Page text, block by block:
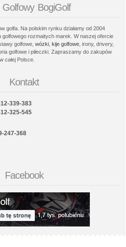
Golfowy BogiGolf
golfa. Na polskim rynku działamy od 2004
rozmaitych marek. W naszej ofercie
golfowe, wózki kije golfowe , irony, drivery,
golfowe i piłeczki. Zapraszamy do zakupów
całej Polsce.
Kontakt
339-383
325-545
247-368
Facebook